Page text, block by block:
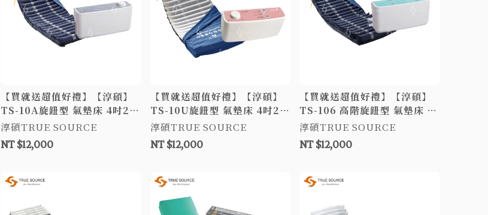
【買就送超值好禮】【淳碩】
TS-10A旋鈕型 氣墊床 4吋20
圓管 防褥瘡氣墊床 醫療氣墊床
病床床墊
淳碩TRUE SOURCE
NT $12,000
【買就送超值好禮】【淳碩】
TS-10U旋鈕型 氣墊床 4吋20
純TPU圓管 數位旋鈕型 A&B
款補助 防褥瘡床墊
淳碩TRUE SOURCE
NT $12,000
【買就送超值好禮】【淳碩】
TS-106 高階旋鈕型 氣墊床 5
吋20日型管 防褥瘡氣墊床 減
壓床墊
淳碩TRUE SOURCE
NT $12,000